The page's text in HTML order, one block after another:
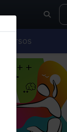
Cursos